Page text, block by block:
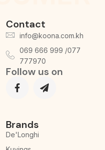
Brands
De'Longhi
Contact
info@koona.com.kh
069 666 999 /077
777970
Follow us on